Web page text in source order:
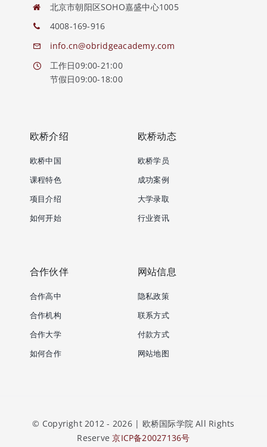
北京市朝阳区SOHO嘉盛中心1005
4008-169-916
info.cn@obridgeacademy.com
工作日09:00-21:00
节假日09:00-18:00
欧桥介绍
欧桥中国
课程特色
项目介绍
如何开始
欧桥动态
欧桥学员
成功案例
大学录取
行业资讯
合作伙伴
合作高中
合作机构
合作大学
如何合作
网站信息
隐私政策
联系方式
付款方式
网站地图
© Copyright 2012 - 2026 | 欧桥国际学院 All Rights
Reserve京ICP备20027136号